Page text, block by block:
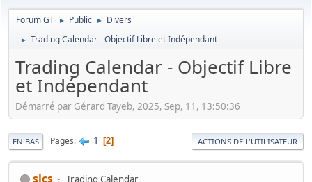
Forum GT ► Public ► Divers
► Trading Calendar - Objectif Libre et Indépendant
Trading Calendar - Objectif Libre
et Indépendant
Démarré par Gérard Tayeb, 2025, Sep, 11, 13:50:36
EN BAS Pages 1 2 ACTIONS DE L'UTILISATEUR
slcs
Trading Calendar